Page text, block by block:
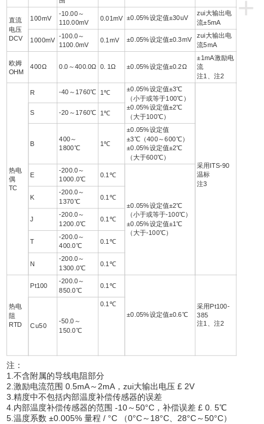
+
直流
电压
DCV
100mV
-10.00～
110.00mV
0.01mV ±0.05%设定值±30uV
zui大输出电
流±5mA
1000mV
-100.0～
1100.0mV
0.1mV ±0.05%设定值±0.3mV
zui大输出电
流5mA
欧姆
OHM
400Ω 0.0～400.0Ω 0. 1Ω ±0.05%设定值±0.2Ω
±1mA激励电
流
注1、注2
热电
偶
TC
R -40～1760℃ 1℃
±0.05%设定值±3℃
（小于或等于100℃）
±0.05%设定值±2℃
（大于100℃）
采用ITS-90
温标
注3
S -20～1760℃ 1℃
B
400～
1800℃
1℃
±0.05%设定值
±3℃（400～600℃）
±0.05%设定值±2℃
（大于600℃）
E
-200.0～
1000.0℃
0.1℃
±0.05%设定值±2℃
（小于或等于-100℃）
±0.05%设定值±1℃
（大于-100℃）
K
-200.0～
1370℃
0.1℃
J
-200.0～
1200.0℃
0.1℃
T
-200.0～
400.0℃
0.1℃
N
-200.0～
1300.0℃
0.1℃
热电
阻
RTD
Pt100
-200.0～
850.0℃
0.1℃
±0.05%设定值±0.6℃
采用Pt100-
385
注1、注2
Cu50
-50.0～
150.0℃
0.1℃
注：
1.不含附属的导线电阻部分
2.激励电流范围 0.5mA～2mA，zui大输出电压 £ 2V
3.精度中不包括内部温度补偿传感器的误差
4.内部温度补偿传感器的范围 -10～50°C，补偿误差 £ 0. 5℃
5.温度系数 ±0.005% 量程 / °C （0°C～18°C、28°C～50°C）